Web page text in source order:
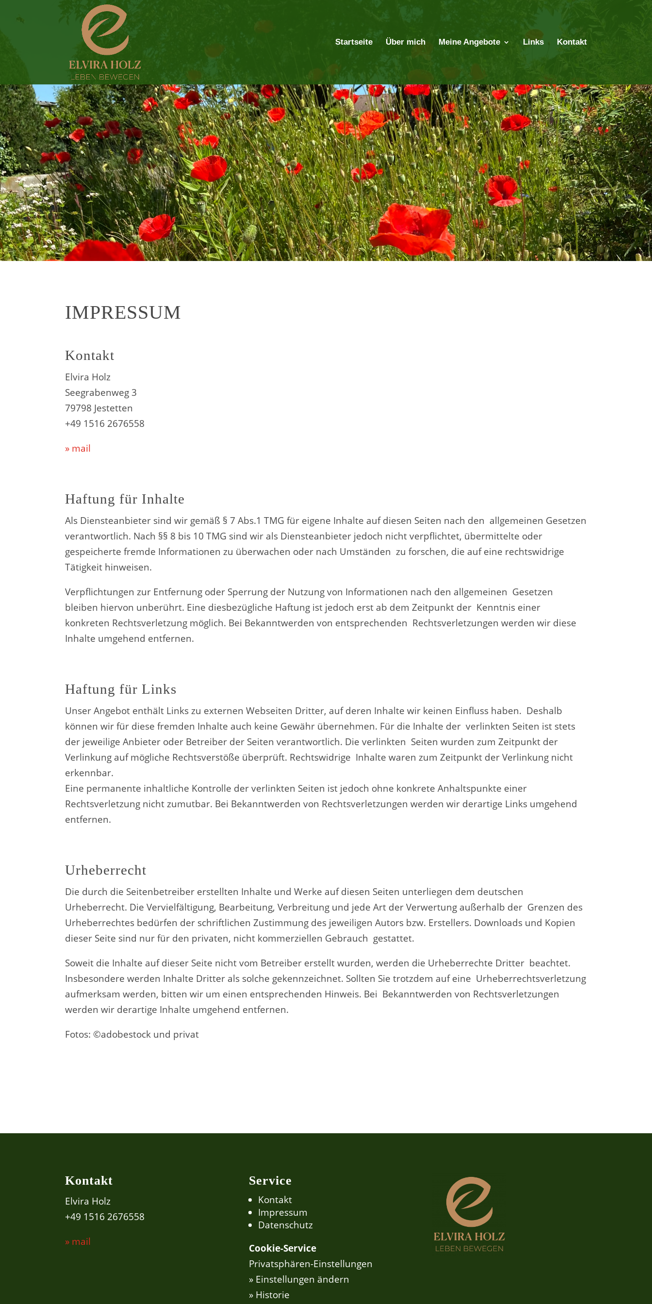
Startseite Über mich Meine Angebote Links Kontakt
IMPRESSUM
Kontakt
Elvira Holz
Seegrabenweg 3
79798 Jestetten
+49 1516 2676558
» mail
Haftung für Inhalte
Als Diensteanbieter sind wir gemäß § 7 Abs.1 TMG für eigene Inhalte auf diesen Seiten nach den allgemeinen Gesetzen
verantwortlich. Nach §§ 8 bis 10 TMG sind wir als Diensteanbieter jedoch nicht verpflichtet, übermittelte oder
gespeicherte fremde Informationen zu überwachen oder nach Umständen zu forschen, die auf eine rechtswidrige
Tätigkeit hinweisen.
Verpflichtungen zur Entfernung oder Sperrung der Nutzung von Informationen nach den allgemeinen Gesetzen
bleiben hiervon unberührt. Eine diesbezügliche Haftung ist jedoch erst ab dem Zeitpunkt der Kenntnis einer
konkreten Rechtsverletzung möglich. Bei Bekanntwerden von entsprechenden Rechtsverletzungen werden wir diese
Inhalte umgehend entfernen.
Haftung für Links
Unser Angebot enthält Links zu externen Webseiten Dritter, auf deren Inhalte wir keinen Einfluss haben. Deshalb
können wir für diese fremden Inhalte auch keine Gewähr übernehmen. Für die Inhalte der verlinkten Seiten ist stets
der jeweilige Anbieter oder Betreiber der Seiten verantwortlich. Die verlinkten Seiten wurden zum Zeitpunkt der
Verlinkung auf mögliche Rechtsverstöße überprüft. Rechtswidrige Inhalte waren zum Zeitpunkt der Verlinkung nicht
erkennbar.
Eine permanente inhaltliche Kontrolle der verlinkten Seiten ist jedoch ohne konkrete Anhaltspunkte einer
Rechtsverletzung nicht zumutbar. Bei Bekanntwerden von Rechtsverletzungen werden wir derartige Links umgehend
entfernen.
Urheberrecht
Die durch die Seitenbetreiber erstellten Inhalte und Werke auf diesen Seiten unterliegen dem deutschen
Urheberrecht. Die Vervielfältigung, Bearbeitung, Verbreitung und jede Art der Verwertung außerhalb der Grenzen des
Urheberrechtes bedürfen der schriftlichen Zustimmung des jeweiligen Autors bzw. Erstellers. Downloads und Kopien
dieser Seite sind nur für den privaten, nicht kommerziellen Gebrauch gestattet.
Soweit die Inhalte auf dieser Seite nicht vom Betreiber erstellt wurden, werden die Urheberrechte Dritter beachtet.
Insbesondere werden Inhalte Dritter als solche gekennzeichnet. Sollten Sie trotzdem auf eine Urheberrechtsverletzung
aufmerksam werden, bitten wir um einen entsprechenden Hinweis. Bei Bekanntwerden von Rechtsverletzungen
werden wir derartige Inhalte umgehend entfernen.
Fotos: ©adobestock und privat
Kontakt
Elvira Holz
+49 1516 2676558
» mail
Service
Kontakt
Impressum
Datenschutz
Cookie-Service
Privatsphären-Einstellungen
» Einstellungen ändern
» Historie